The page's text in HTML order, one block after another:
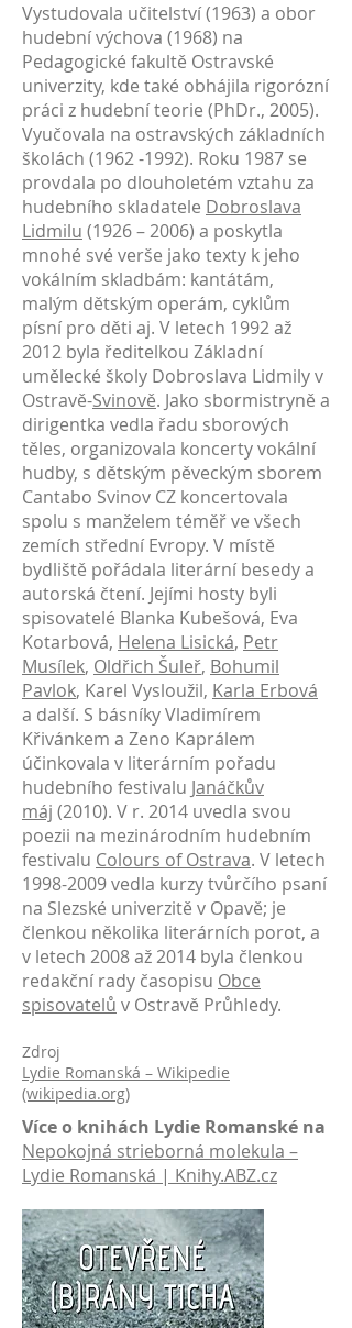
Vystudovala učitelství (1963) a obor
hudební výchova (1968) na
Pedagogické fakultě Ostravské
univerzity, kde také obhájila rigorózní
práci z hudební teorie (PhDr., 2005).
Vyučovala na ostravských základních
školách (1962 -1992). Roku 1987 se
provdala po dlouholetém vztahu za
hudebního skladatele Dobroslava
Lidmilu (1926 – 2006) a poskytla
mnohé své verše jako texty k jeho
vokálním skladbám: kantátám,
malým dětským operám, cyklům
písní pro děti aj. V letech 1992 až
2012 byla ředitelkou Základní
umělecké školy Dobroslava Lidmily v
Ostravě-Svinově. Jako sbormistryně a
dirigentka vedla řadu sborových
těles, organizovala koncerty vokální
hudby, s dětským pěveckým sborem
Cantabo Svinov CZ koncertovala
spolu s manželem téměř ve všech
zemích střední Evropy. V místě
bydliště pořádala literární besedy a
autorská čtení. Jejími hosty byli
spisovatelé Blanka Kubešová, Eva
Kotarbová, Helena Lisická, Petr
Musílek, Oldřich Šuleř, Bohumil
Pavlok, Karel Vysloužil, Karla Erbová
a další. S básníky Vladimírem
Křivánkem a Zeno Kaprálem
účinkovala v literárním pořadu
hudebního festivalu Janáčkův
máj (2010). V r. 2014 uvedla svou
poezii na mezinárodním hudebním
festivalu Colours of Ostrava. V letech
1998-2009 vedla kurzy tvůrčího psaní
na Slezské univerzitě v Opavě; je
členkou několika literárních porot, a
v letech 2008 až 2014 byla členkou
redakční rady časopisu Obce
spisovatelů v Ostravě Průhledy.
Zdroj
Lydie Romanská – Wikipedie
(wikipedia.org)
Více o knihách Lydie Romanské na
Nepokojná strieborná molekula –
Lydie Romanská | Knihy.ABZ.cz